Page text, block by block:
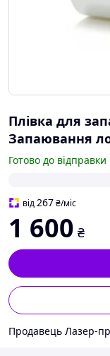
Плівка для
Запаювання
Готово до відправки
від267₴/міс
1 600 ₴
Продавець Лазер-